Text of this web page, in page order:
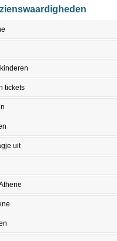
tickets
uit